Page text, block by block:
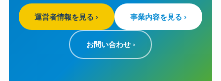
運営者情報を見る › 事業内容を見る ›
お問い合わせ ›